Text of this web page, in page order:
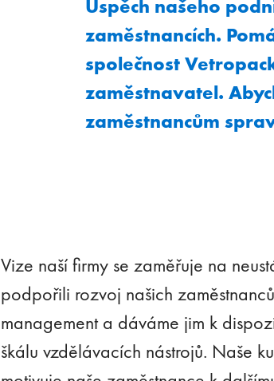
Úspěch našeho
zaměstnancích.
společnost
zaměstnavatel.
zaměstnancům
Vize naší firmy se zaměřuje na
podpořili rozvoj našich
management a dáváme jim k
škálu vzdělávacích nástrojů. Naše